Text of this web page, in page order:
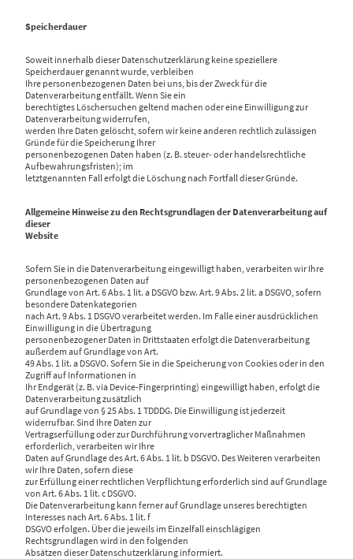
Speicherdauer
Soweit innerhalb dieser Datenschutzerklärung keine speziellere
Speicherdauer genannt wurde, verbleiben
Ihre personenbezogenen Daten bei uns, bis der Zweck für die
Datenverarbeitung entfällt. Wenn Sie ein
berechtigtes Löschersuchen geltend machen oder eine Einwilligung zur
Datenverarbeitung widerrufen,
werden Ihre Daten gelöscht, sofern wir keine anderen rechtlich zulässigen
Gründe für die Speicherung Ihrer
personenbezogenen Daten haben (z. B. steuer- oder handelsrechtliche
Aufbewahrungsfristen); im
letztgenannten Fall erfolgt die Löschung nach Fortfall dieser Gründe.
Allgemeine Hinweise zu den Rechtsgrundlagen der Datenverarbeitung auf
dieser
Website
Sofern Sie in die Datenverarbeitung eingewilligt haben, verarbeiten wir Ihre
personenbezogenen Daten auf
Grundlage von Art. 6 Abs. 1 lit. a DSGVO bzw. Art. 9 Abs. 2 lit. a DSGVO, sofern
besondere Datenkategorien
nach Art. 9 Abs. 1 DSGVO verarbeitet werden. Im Falle einer ausdrücklichen
Einwilligung in die Übertragung
personenbezogener Daten in Drittstaaten erfolgt die Datenverarbeitung
außerdem auf Grundlage von Art.
49 Abs. 1 lit. a DSGVO. Sofern Sie in die Speicherung von Cookies oder in den
Zugriff auf Informationen in
Ihr Endgerät (z. B. via Device-Fingerprinting) eingewilligt haben, erfolgt die
Datenverarbeitung zusätzlich
auf Grundlage von § 25 Abs. 1 TDDDG. Die Einwilligung ist jederzeit
widerrufbar. Sind Ihre Daten zur
Vertragserfüllung oder zur Durchführung vorvertraglicher Maßnahmen
erforderlich, verarbeiten wir Ihre
Daten auf Grundlage des Art. 6 Abs. 1 lit. b DSGVO. Des Weiteren verarbeiten
wir Ihre Daten, sofern diese
zur Erfüllung einer rechtlichen Verpflichtung erforderlich sind auf Grundlage
von Art. 6 Abs. 1 lit. c DSGVO.
Die Datenverarbeitung kann ferner auf Grundlage unseres berechtigten
Interesses nach Art. 6 Abs. 1 lit. f
DSGVO erfolgen. Über die jeweils im Einzelfall einschlägigen
Rechtsgrundlagen wird in den folgenden
Absätzen dieser Datenschutzerklärung informiert.